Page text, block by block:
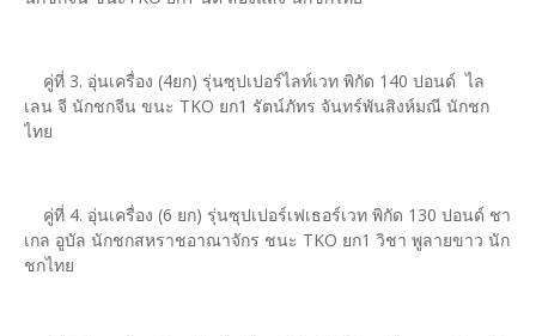
คู่ที่ 3. อุ่นเครื่อง (4ยก) รุ่นซุปเปอร์ไลท์เวท พิกัด 140 ปอนด์ ไล
เลน จี นักชกจีน ขนะ TKO ยก1 รัตน์ภัทร จันทร์พันสิงห์มณี นักชก
ไทย
คู่ที่ 4. อุ่นเครื่อง (6 ยก) รุ่นซุปเปอร์เฟเธอร์เวท พิกัด 130 ปอนด์ ชา
เกล อูบัล นักชกสหราชอาณาจักร ชนะ TKO ยก1 วิชา พูลายขาว นัก
ชกไทย